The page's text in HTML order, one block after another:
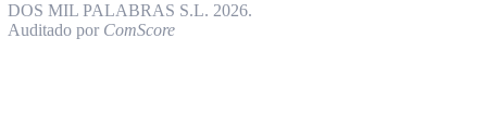
DOS MIL PALABRAS S.L. 2026.
Auditado por ComScore